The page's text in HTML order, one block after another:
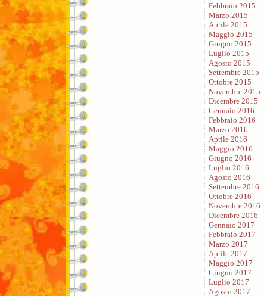
Febbraio 2015
Marzo 2015
Aprile 2015
Maggio 2015
Giugno 2015
Luglio 2015
Agosto 2015
Settembre 2015
Ottobre 2015
Novembre 2015
Dicembre 2015
Gennaio 2016
Febbraio 2016
Marzo 2016
Aprile 2016
Maggio 2016
Giugno 2016
Luglio 2016
Agosto 2016
Settembre 2016
Ottobre 2016
Novembre 2016
Dicembre 2016
Gennaio 2017
Febbraio 2017
Marzo 2017
Aprile 2017
Maggio 2017
Giugno 2017
Luglio 2017
Agosto 2017